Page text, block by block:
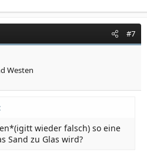
#7
Westen
wieder falsch) so eine
Sand zu Glas wird?